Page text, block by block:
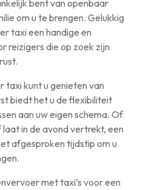
bent van openbaar
om u te brengen. Gelukkig
taxi een handige en
reizigers die op zoek zijn
taxi kunt u genieten van
biedt het u de flexibiliteit
aan uw eigen schema. Of
in de avond vertrekt, een
afgesproken tijdstip om u
met taxi’s voor een